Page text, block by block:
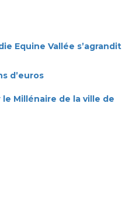
Equine Vallée s’agrandit
d’euros
Millénaire de la ville de